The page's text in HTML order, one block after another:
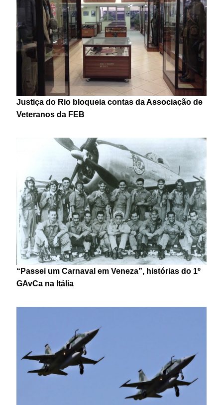
Justiça do Rio bloqueia contas da Associação de
Veteranos da FEB
“Passei um Carnaval em Veneza”, histórias do 1º
GAvCa na Itália